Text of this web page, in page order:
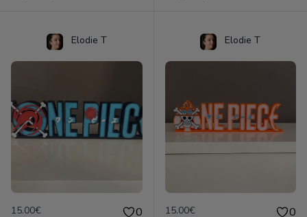
Elodie T
15.00€ 0
Elodie T
15.00€ 0